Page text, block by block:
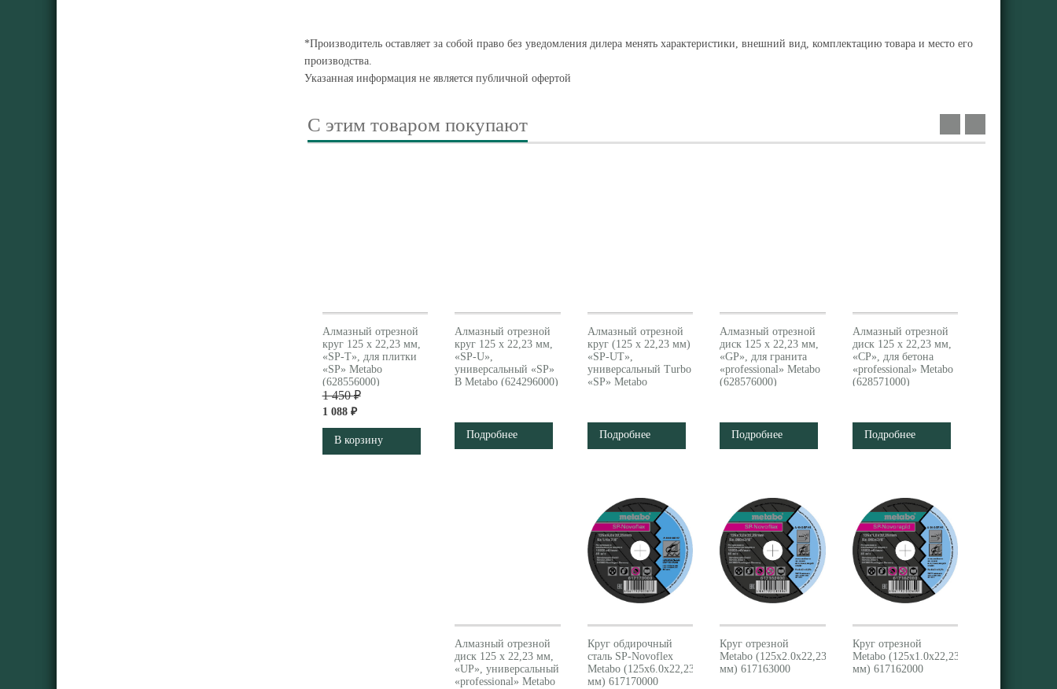
*Производитель оставляет за собой право без уведомления дилера менять характеристики, внешний вид, комплектацию товара и место его
производства.
Указанная информация не является публичной офертой
С этим товаром покупают
Алмазный отрезной
круг 125 x 22,23 мм,
«SP-T», для плитки
«SP» Metabo
(628556000)
1 450 ₽
1 088 ₽
В корзину
Алмазный отрезной
круг 125 x 22,23 мм,
«SP-U»,
универсальный «SP»
B Metabo (624296000)
Подробнее
Алмазный отрезной
круг (125 x 22,23 мм)
«SP-UT»,
универсальный Turbo
«SP» Metabo
Подробнее
Алмазный отрезной
диск 125 x 22,23 мм,
«GP», для гранита
«professional» Metabo
(628576000)
Подробнее
Алмазный отрезной
диск 125 x 22,23 мм,
«CP», для бетона
«professional» Metabo
(628571000)
Подробнее
Алмазный отрезной
диск 125 x 22,23 мм,
«UP», универсальный
«professional» Metabo
Круг обдирочный
сталь SP-Novoflex
Metabo (125x6.0x22,23
мм) 617170000
Круг отрезной
Metabo (125x2.0x22,23
мм) 617163000
Круг отрезной
Metabo (125x1.0x22,23
мм) 617162000